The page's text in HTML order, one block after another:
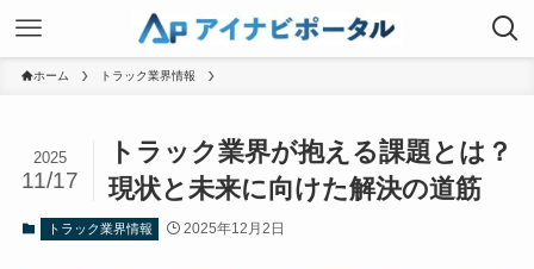
ホーム トラック業界情報
トラック業界が抱える課題とは？
現状と未来に向けた解決の道筋
2025
11/17
トラック業界情報 2025年12月2日